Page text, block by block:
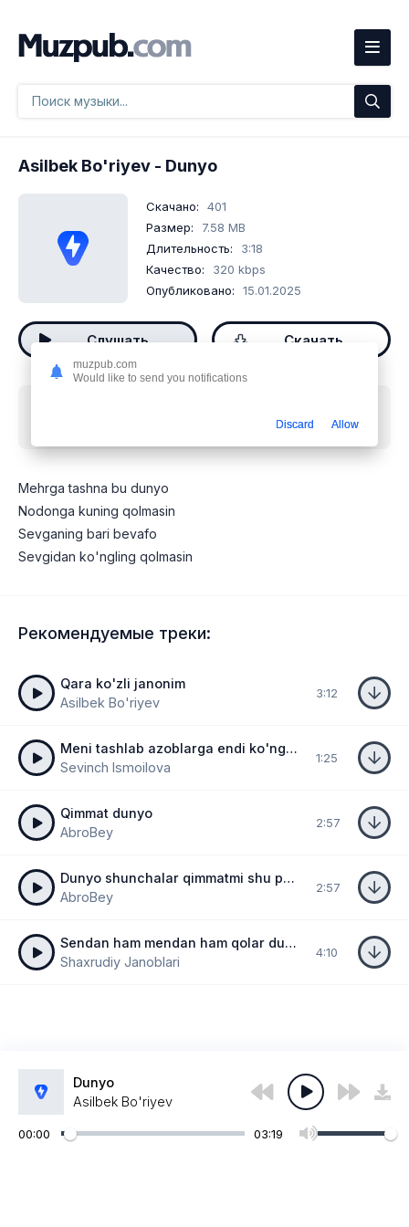
Asilbek Bo'riyev - Dunyo
Скачано:
401
Размер:
7.58 MB
Длительность:
3:18
Качество:
320 kbps
Опубликовано:
15.01.2025
Слушать Скачать
Mehrga tashna bu dunyo
Nodonga kuning qolmasin
Sevganing bari bevafo
Sevgidan ko'ngling qolmasin
Рекомендуемые треки:
Qara ko'zli janonim
Asilbek Bo'riyev
3:12
Meni tashlab azoblarga endi ko'ngling to'ldimi
Sevinch Ismoilova
1:25
Qimmat dunyo
AbroBey
2:57
Dunyo shunchalar qimmatmi shu pulsiz zulmatmi
AbroBey
2:57
Sendan ham mendan ham qolar dunyo bu
Shaxrudiy Janoblari
4:10
Dunyo
Asilbek Bo'riyev
00:00 03:19
muzpub.com
Would like to send you notifications
Discard Allow